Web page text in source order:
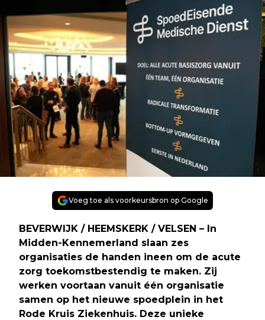
Voeg toe als voorkeursbron op Google
BEVERWIJK / HEEMSKERK / VELSEN – In
Midden-Kennemerland slaan zes
organisaties de handen ineen om de acute
zorg toekomstbestendig te maken. Zij
werken voortaan vanuit één organisatie
samen op het nieuwe spoedplein in het
Rode Kruis Ziekenhuis. Deze unieke